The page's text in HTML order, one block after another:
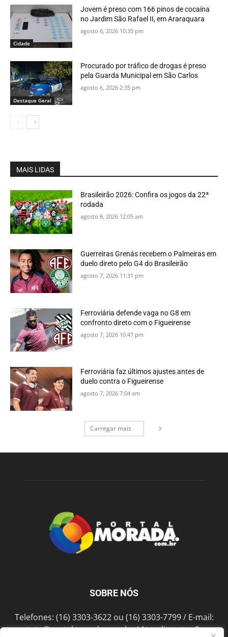
Cidade
Jovem é preso com 166 pinos de cocaína
no Jardim São Rafael II, em Araraquara
agosto 6, 2026 10:35 pm
Destaque Geral
Procurado por tráfico de drogas é preso
pela Guarda Municipal em São Carlos
agosto 6, 2026 2:35 pm
MAIS LIDAS
Brasileirão 2026: Confira os jogos da 22ª
rodada
agosto 8, 2026 12:05 am
Guerreiras Grenás recebem o Palmeiras em
duelo direto pelo G4 do Brasileirão
agosto 7, 2026 11:31 pm
Ferroviária defende vaga no G8 em
confronto direto com o Figueirense
agosto 7, 2026 10:47 pm
Ferroviária faz últimos ajustes antes de
duelo contra o Figueirense
agosto 7, 2026 7:04 am
Carregar mais
SOBRE NÓS
Telefones: (16) 3303-3622 ou (16) 3303-7799 / E-mail:
contato@portalmorada.com.br/ Atendimento: Seg a